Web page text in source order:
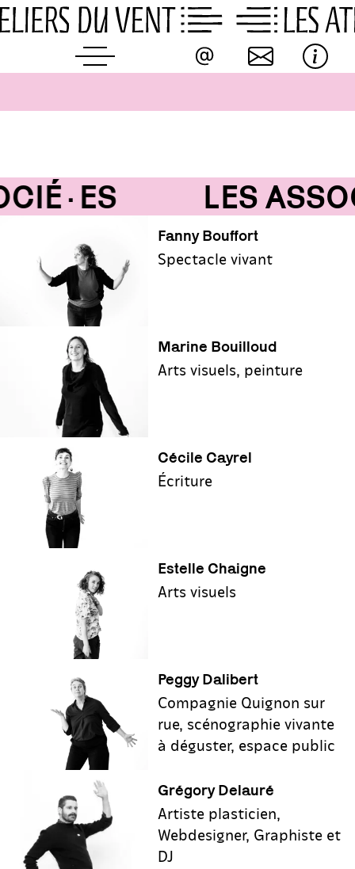
Skip
to
LES
Fanny Bouffort
Spectacle vivant
Marine Bouilloud
Arts visuels, peinture
Cécile Cayrel
Écriture
Estelle Chaigne
Arts visuels
Peggy Dalibert
Compagnie Quignon sur
rue, scénographie vivante
à déguster, espace public
Grégory Delauré
Artiste plasticien,
Webdesigner, Graphiste et
DJ